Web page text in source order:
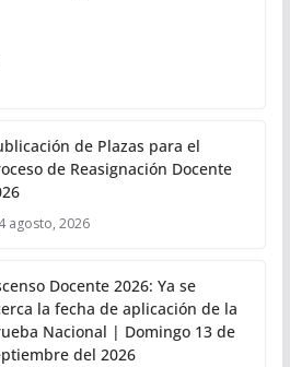
de Plazas para el
de Reasignación Docente
4 agosto, 2026
Docente 2026: Ya se
la fecha de aplicación de la
Nacional | Domingo 13 de
del 2026